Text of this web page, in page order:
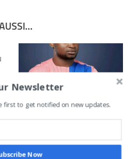
19ème circonscription
électorale : Romaric Soton
7 DÉCEMBRE 2023
Newsletter
first to get notified on new updates.
Now